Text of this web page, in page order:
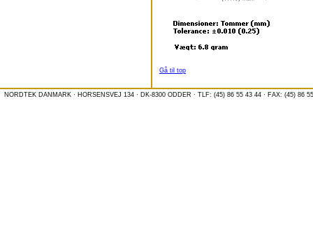
Gå til top
NORDTEK DANMARK · HORSENSVEJ 134 · DK-8300 ODDER · TLF: (45) 86 55 43 44 · FAX: (45) 86